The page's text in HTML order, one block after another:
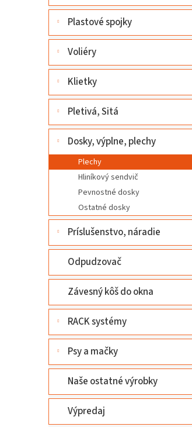
a
e
Plastové spojky
Voliéry
Klietky
Pletivá, Sitá
Dosky, výplne, plechy
Plechy
Hliníkový sendvič
Pevnostné dosky
Ostatné dosky
Príslušenstvo, náradie
Odpudzovač
Závesný kôš do okna
RACK systémy
Psy a mačky
Naše ostatné výrobky
Výpredaj